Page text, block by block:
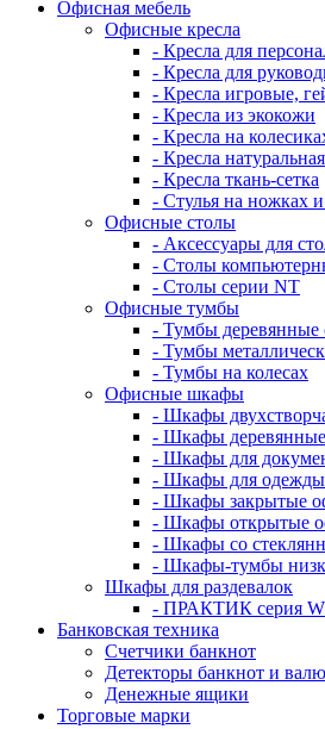
Офисная мебель
Офисные кресла
- Кресла для
- Кресла для
- Кресла игровые,
- Кресла из экокожи
- Кресла на
- Кресла
- Кресла ткань-сетка
- Стулья на ножках
Офисные столы
- Аксессуары для
- Столы
- Столы серии NT
Офисные тумбы
- Тумбы
- Тумбы
- Тумбы на колесах
Офисные шкафы
- Шкафы
- Шкафы
- Шкафы для
- Шкафы для
- Шкафы закрытые
- Шкафы открытые
- Шкафы со
- Шкафы-тумбы
Шкафы для раздевалок
- ПРАКТИК серия
Банковская техника
Счетчики банкнот
Детекторы банкнот и
Денежные ящики
Торговые марки